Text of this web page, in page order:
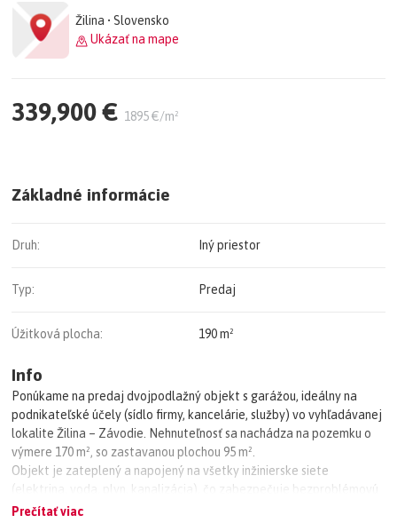
Žilina • Slovensko
Ukázať na mape
339,900 € 1895 €/m²
Základné informácie
Druh: Iný priestor
Typ: Predaj
Úžitková plocha: 190 m²
Info
Ponúkame na predaj dvojpodlažný objekt s garážou, ideálny na
podnikateľské účely (sídlo firmy, kancelárie, služby) vo vyhľadávanej
lokalite Žilina – Závodie. Nehnuteľnosť sa nachádza na pozemku o
výmere 170 m², so zastavanou plochou 95 m².
Objekt je zateplený a napojený na všetky inžinierske siete
(elektrina, voda, plyn, kanalizácia), čo zabezpečuje bezproblémovú
prevádzku podnikania.
Prečítať viac